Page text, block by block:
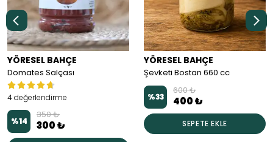
YÖRESEL BAHÇE
Domates Salçası
4 değerlendirme
%14
350 ₺
300 ₺
YÖRESEL BAHÇE
Şevketi Bostan 660 cc
%33
600 ₺
400 ₺
SEPETE EKLE